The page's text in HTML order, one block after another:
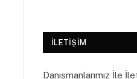
İLETIŞIM
Danışmanlarımız İle